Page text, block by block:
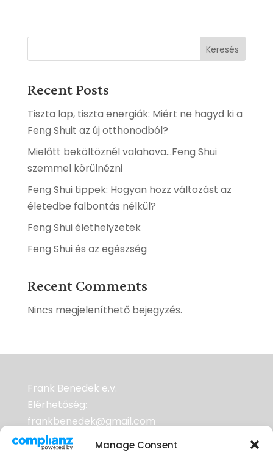
Manage Consent
Keresés
Recent Posts
Tiszta lap, tiszta energiák: Miért ne hagyd ki a
Feng Shuit az új otthonodból?
Mielőtt beköltöznél valahova…Feng Shui
szemmel körülnézni
Feng Shui tippek: Hogyan hozz változást az
életedbe falbontás nélkül?
Feng Shui élethelyzetek
Feng Shui és az egészség
Recent Comments
Nincs megjeleníthető bejegyzés.
Frank Benedek e.v.
Elérhetőség:
frankbenedek@gmail.com
Adószám: 70953352-2-33